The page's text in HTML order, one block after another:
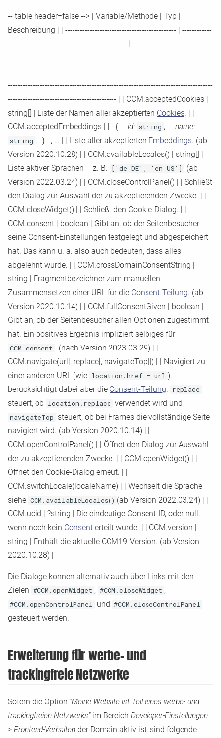
i
a
s
i
r
t
TYPO3
Setting Up Hybrid Tracking
with eTracker Correctly
Drupal
IONOS-Website Builder
Strato epages
Gambio
nopcommerce
Management Backend
Pluginmanager
CCM19 in a High-
Cluster -
YouTube-videos and other
iframes are not blocked on
My changes to the theme
aren't showing up on my
The banner is not
on the Legal Notice/
Policy page
What should I do with the
results from the Permanent
Crawler?
Integrating Google
reCAPTCHA in a Data-
Protection-Compliant and
Functional Way – Step by
Step
-- table header=false --> Variable/Methode Typ
Beschreibung
--------------------------------------------- ------------
------------------------------------------------ --------------------------------
-----------------------------------------------------------------------------------
-----------------------------------------------------------------------------------
-----------------------------------------------------------------------------------
-------------------------------------------- CCM.acceptedCookies
string[]
Liste der Namen aller akzeptierten Cookies.
CCM.acceptedEmbeddings
[ { id: string , name:
string , } , … ] Liste aller akzeptierten Embeddings. (ab
Version 2020.10.28)
CCM.availableLocales() string[]
Liste aktiver Sprachen – z. B.
['de_DE', 'en_US']
(ab
Version 2022.03.24)
CCM.closeControlPanel()
Schließt
den Dialog zur Auswahl der zu akzeptierenden Zwecke.
CCM.closeWidget()
Schließt den Cookie-Dialog.
CCM.consent
boolean
Gibt an, ob der Seitenbesucher
seine Consent-Einstellungen festgelegt und abgespeichert
hat. Das kann u. a. also auch bedeuten, dass alles
abgelehnt wurde.
CCM.crossDomainConsentString
string
Fragmentbezeichner zum manuellen
Zusammensetzen einer URL für die Consent-Teilung. (ab
Version 2020.10.14)
CCM.fullConsentGiven boolean
Gibt an, ob der Seitenbesucher allen Optionen zugestimmt
hat. Ein positives Ergebnis impliziert selbiges für
CCM.consent . (nach Version 2023.03.29)
CCM.navigate(url[, replace[, navigateTop]])
Navigiert zu
einer anderen URL (wie location.href = url ),
berücksichtigt dabei aber die Consent-Teilung. replace
steuert, ob location.replace verwendet wird und
navigateTop steuert, ob bei Frames die vollständige Seite
navigiert wird. (ab Version 2020.10.14)
CCM.openControlPanel()
Öffnet den Dialog zur Auswahl
der zu akzeptierenden Zwecke.
CCM.openWidget()
Öffnet den Cookie-Dialog erneut.
CCM.switchLocale(localeName)
Wechselt die Sprache –
siehe CCM.availableLocales() (ab Version 2022.03.24)
CCM.ucid
?string Die eindeutige Consent- ID, oder null,
wenn noch kein Consent erteilt wurde. CCM.version
string
Enthält die aktuelle CCM19-Version. (ab Version
2020.10.28)
Die Dialoge können alternativ auch über Links mit den
Zielen #CCM.openWidget , #CCM.closeWidget ,
#CCM.openControlPanel und #CCM.closeControlPanel
gesteuert werden.
Erweiterung für werbe-und
trackingfreie Netzwerke
Sofern die Option "Meine Website ist Teil eines werbe- und
trackingfreien Netzwerks"im Bereich Developer-Einstellungen
> Frontend-Verhalten der Domain aktiv ist, sind folgende